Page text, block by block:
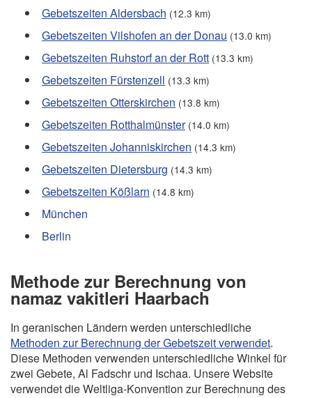
Gebetszeiten Aldersbach (12.3 km)
Gebetszeiten Vilshofen an der Donau (13.0 km)
Gebetszeiten Ruhstorf an der Rott (13.3 km)
Gebetszeiten Fürstenzell (13.3 km)
Gebetszeiten Otterskirchen (13.8 km)
Gebetszeiten Rotthalmünster (14.0 km)
Gebetszeiten Johanniskirchen (14.3 km)
Gebetszeiten Dietersburg (14.3 km)
Gebetszeiten Kößlarn (14.8 km)
München
Berlin
Methode zur Berechnung von
namaz vakitleri Haarbach
In geranischen Ländern werden unterschiedliche
Methoden zur Berechnung der Gebetszeit verwendet.
Diese Methoden verwenden unterschiedliche Winkel für
zwei Gebete, Al Fadschr und Ischaa. Unsere Website
verwendet die Weltliga-Konvention zur Berechnung des